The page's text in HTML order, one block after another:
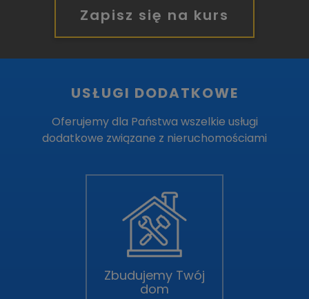
Zapisz się na kurs
USŁUGI DODATKOWE
Oferujemy dla Państwa wszelkie usługi
dodatkowe związane z nieruchomościami
Zbudujemy Twój
dom